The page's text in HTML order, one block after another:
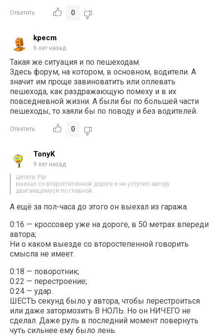
Ответить 0
kpecm
9 лет назад
Такая же ситуация и по пешеходам.
Здесь форум, на котором, в основном, водители. А
значит им проще завиноватить или оплевать
пешехода, как раздражающую помеху и в их
повседневной жизни. А были бы по большей части
пешеходы, то хаяли бы по поводу и без водителей.
Ответить 0
TonyK
9 лет назад
Цитата: Par
выехал со второстепенной дороги и не уступил автору
двигающемуся по главной…
А ещё за пол-часа до этого он выехал из гаража.
0:16 — кроссовер уже на дороге, в 50 метрах впереди
автора;
Ни о каком выезде со второстепенной говорить
смысла не имеет.
0:18 — поворотник;
0:22 — перестроение;
0:24 — удар.
ШЕСТЬ секунд было у автора, чтобы перестроиться
или даже затормозить В НОЛЬ. Но он НИЧЕГО не
сделал. Даже руль в последний момент повернуть
чуть сильнее ему было лень.